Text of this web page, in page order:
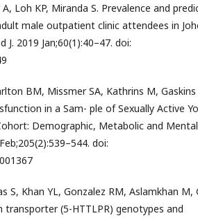
Loh KP, Miranda S. Prevalence and
male outpatient clinic attendees in
J. 2019 Jan;60(1):40–47. doi:
BM, Missmer SA, Kathrins M, Gaskins
in a Sam- ple of Sexually Active
Demographic, Metabolic and
doi:
S, Khan YL, Gonzalez RM, Aslamkhan M,
transporter (5-HTTLPR) genotypes and